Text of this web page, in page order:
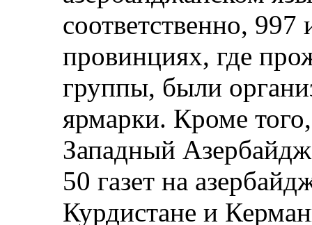
соответственно,
провинциях, где
группы, были
ярмарки. Кроме
Западный
50 газет на
Курдистане и